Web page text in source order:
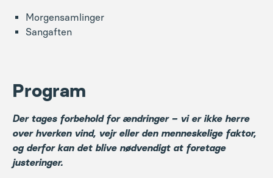
Morgensamlinger
Sangaften
Program
Der tages forbehold for ændringer – vi er ikke herre
over hverken vind, vejr eller den menneskelige faktor,
og derfor kan det blive nødvendigt at foretage
justeringer.